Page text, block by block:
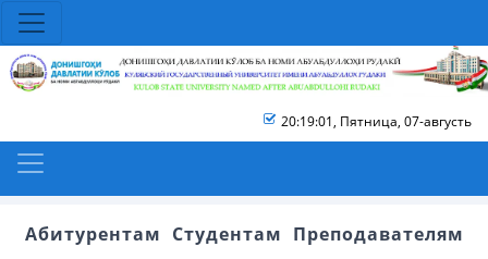
20:19:01, Пятница, 07-августь
Абитурентам Студентам Преподавателям